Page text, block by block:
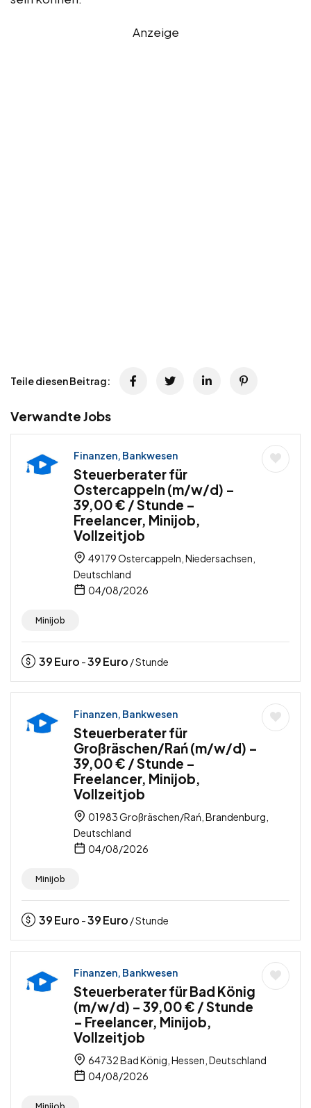
Anzeige
Teile diesen Beitrag:
Verwandte Jobs
Finanzen, Bankwesen
Steuerberater für
Ostercappeln (m/w/d) –
39,00 € / Stunde –
Freelancer, Minijob,
Vollzeitjob
49179 Ostercappeln, Niedersachsen,
Deutschland
04/08/2026
Minijob
39Euro -39Euro / Stunde
Finanzen, Bankwesen
Steuerberater für
Großräschen/Rań (m/w/d) –
39,00 € / Stunde –
Freelancer, Minijob,
Vollzeitjob
01983 Großräschen/Rań, Brandenburg,
Deutschland
04/08/2026
Minijob
39Euro -39Euro / Stunde
Finanzen, Bankwesen
Steuerberater für Bad König
(m/w/d) – 39,00 € / Stunde
– Freelancer, Minijob,
Vollzeitjob
64732 Bad König, Hessen, Deutschland
04/08/2026